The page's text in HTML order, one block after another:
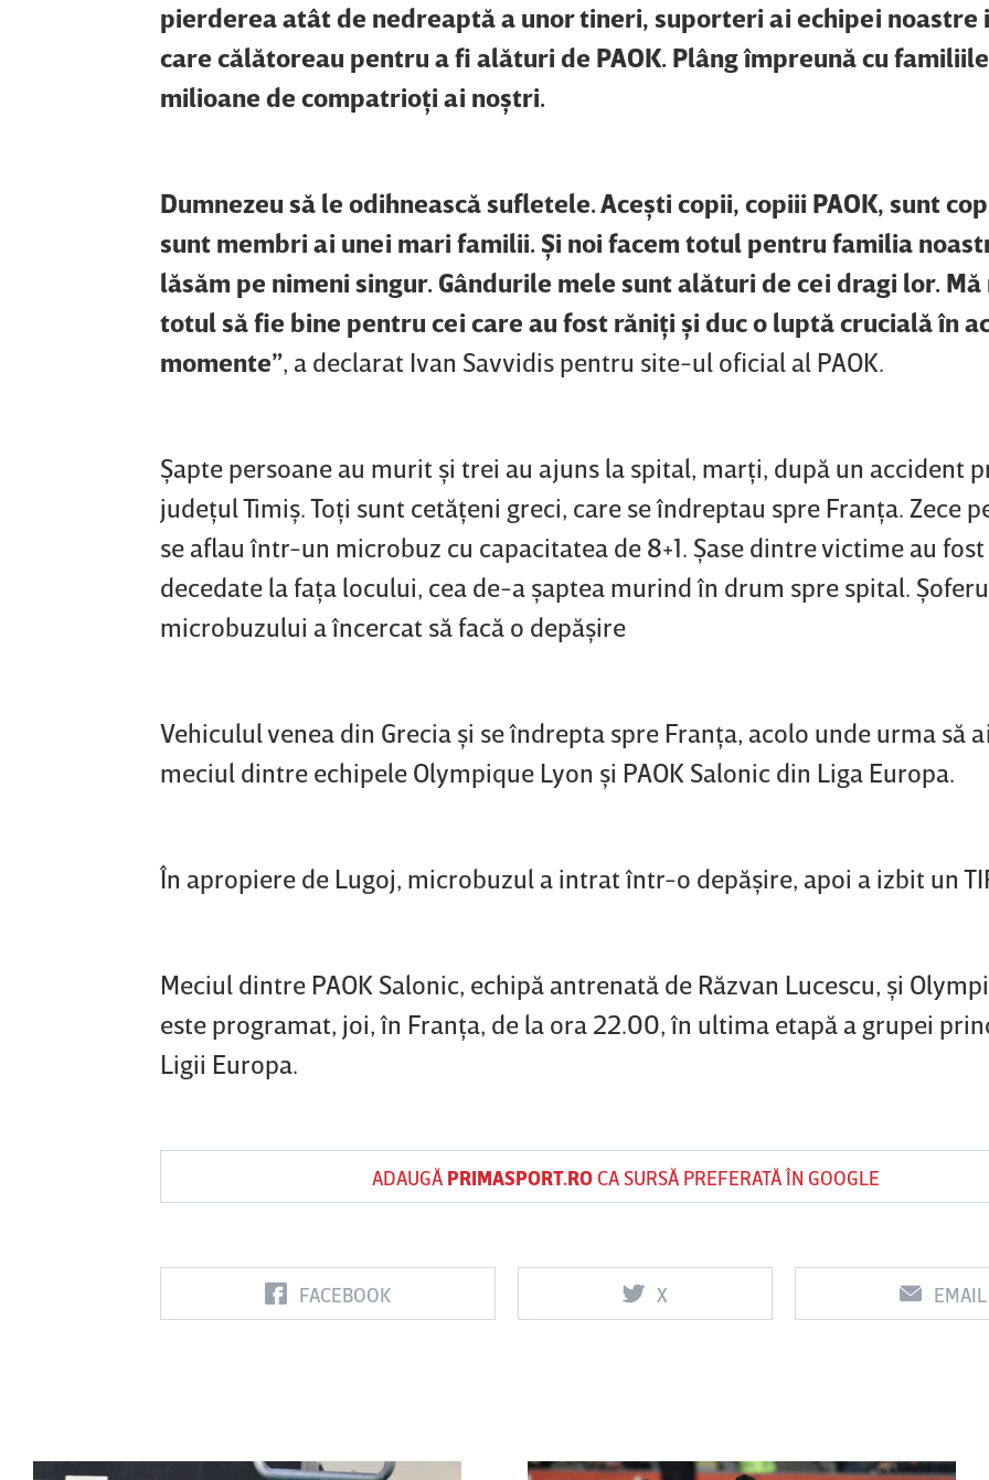
pierderea atât de nedreaptă a unor tineri, suporteri ai echipei noastre
care călătoreau pentru a fi alături de PAOK. Plâng împreună cu
milioane de compatrioţi ai noştri.
Dumnezeu să le odihnească sufletele. Aceşti copii, copiii PAOK, sunt
sunt membri ai unei mari familii. Şi noi facem totul pentru familia
lăsăm pe nimeni singur. Gândurile mele sunt alături de cei dragi lor. Mă
totul să fie bine pentru cei care au fost răniţi şi duc o luptă crucială în
momente”, a declarat Ivan Savvidis pentru site-ul oficial al PAOK.
Şapte persoane au murit şi trei au ajuns la spital, marţi, după un accident
judeţul Timiş. Toţi sunt cetăţeni greci, care se îndreptau spre Franţa. Zece
se aflau într-un microbuz cu capacitatea de 8+1. Şase dintre victime au
decedate la faţa locului, cea de-a şaptea murind în drum spre spital.
microbuzului a încercat să facă o depăşire
Vehiculul venea din Grecia şi se îndrepta spre Franţa, acolo unde urma să
meciul dintre echipele Olympique Lyon şi PAOK Salonic din Liga Europa.
În apropiere de Lugoj, microbuzul a intrat într-o depăşire, apoi a izbit un
Meciul dintre PAOK Salonic, echipă antrenată de Răzvan Lucescu, şi
este programat, joi, în Franţa, de la ora 22.00, în ultima etapă a grupei
Ligii Europa.
ADAUGĂ PRIMASPORT.ROCA SURSĂ PREFERATĂ ÎN GOOGLE
FACEBOOK X EMAIL